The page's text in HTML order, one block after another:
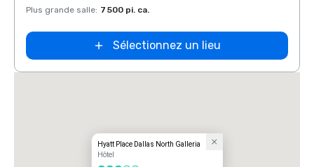
Plus grande salle: 7 500 pi. ca.
Sélectionnez un lieu
Hyatt Place Dallas North Galleria
Hôtel